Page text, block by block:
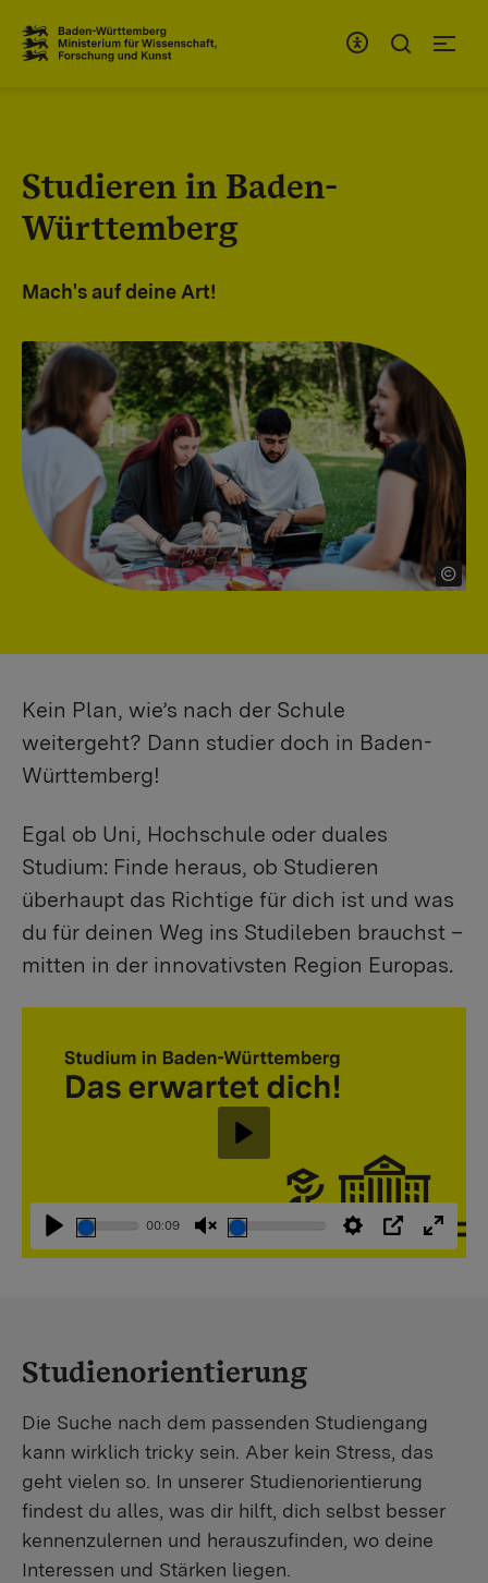
Studieren in Baden-
Württemberg
Mach's auf deine Art!
Kein Plan, wie’s nach der Schule
weitergeht? Dann studier doch in Baden-
Württemberg!
Egal ob Uni, Hochschule oder duales
Studium: Finde heraus, ob Studieren
überhaupt das Richtige für dich ist und was
du für deinen Weg ins Studileben brauchst –
mitten in der innovativsten Region Europas.
Abspielen
00:09
StummschaltungEinstellungen
PIP
Abspielen
Studienorientierung
Die Suche nach dem passenden Studiengang
kann wirklich tricky sein. Aber kein Stress, das
geht vielen so. In unserer Studienorientierung
findest du alles, was dir hilft, dich selbst besser
kennenzulernen und herauszufinden, wo deine
Interessen und Stärken liegen.